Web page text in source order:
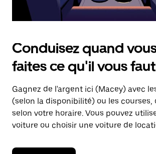
Conduisez quand
faites ce qu'il vous
Gagnez de l'argent ici (Macey) avec
(selon la disponibilité) ou les courses,
selon votre horaire. Vous pouvez
voiture ou choisir une voiture de